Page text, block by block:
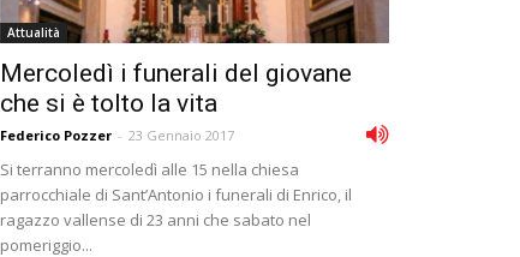
Attualità
Mercoledì i funerali del giovane
che si è tolto la vita
Federico Pozzer - 23 Gennaio 2017
Si terranno mercoledì alle 15 nella chiesa
parrocchiale di Sant’Antonio i funerali di Enrico, il
ragazzo vallense di 23 anni che sabato nel
pomeriggio...